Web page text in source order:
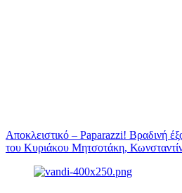
Αποκλειστικό – Paparazzi! Βραδινή
του Κυριάκου Μητσοτάκη,